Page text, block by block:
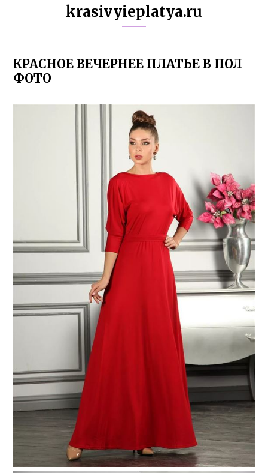
krasivyieplatya.ru
КРАСНОЕ ВЕЧЕРНЕЕ ПЛАТЬЕ В ПОЛ
ФОТО